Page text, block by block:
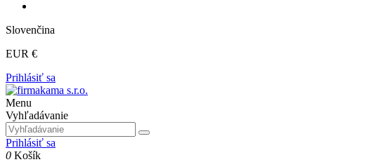
Slovenčina
EUR €
Prihlásiť sa
Menu
Vyhľadávanie
Prihlásiť sa
0 Košík